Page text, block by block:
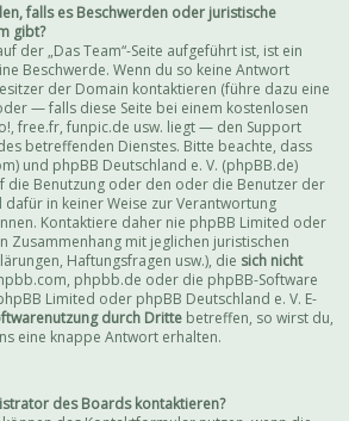
falls es Beschwerden oder juristische
gibt?
der „Das Team“-Seite aufgeführt ist, ist ein
Beschwerde. Wenn du so keine Antwort
der Domain kontaktieren (führe dazu eine
— falls diese Seite bei einem kostenlosen
free.fr, funpic.de usw. liegt — den Support
betreffenden Dienstes. Bitte beachte, dass
und phpBB Deutschland e. V. (phpBB.de)
die Benutzung oder den oder die Benutzer der
in keiner Weise zur Verantwortung
Kontaktiere daher nie phpBB Limited oder
Zusammenhang mit jeglichen juristischen
Haftungsfragen usw.), die sich nicht
phpbb.de oder die phpBB-Software
Limited oder phpBB Deutschland e. V. E-
durch Dritte betreffen, so wirst du,
eine knappe Antwort erhalten.
des Boards kontaktieren?